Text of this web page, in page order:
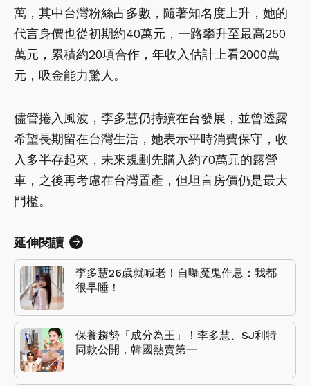
萬，其中台灣粉絲占多數，隨著知名度上升，她的
代言身價也從初期約40萬元，一路攀升至最高250
萬元，累積約20項合作，年收入估計上看2000萬
元，吸金能力驚人。
儘管捲入風波，李多慧仍持續在台發展，並曾透露
希望長期留在台灣生活，她表示平時消費保守，收
入多半存起來，未來規劃先購入約70萬元的露營
車，之後再考慮在台灣置產，但坦言房價仍是最大
門檻。
延伸閱讀
李多慧26歲就喊老！自曝魔鬼作息：我都
很早睡！
保養趨勢「成分為王」！李多慧、SJ利特
同款公開，韓國熱賣第一